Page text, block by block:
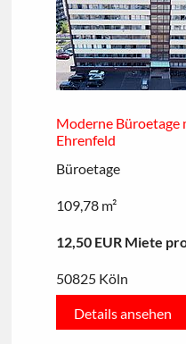
Moderne Büroetage
Ehrenfeld
Büroetage
109,78 m²
12,50 EUR Miete
50825 Köln
Details ansehen